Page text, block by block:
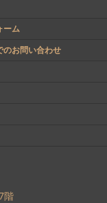
階
ーム
のお問い合わせ